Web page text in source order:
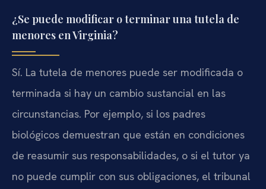
¿Se puede modificar o terminar una tutela de
menores en Virginia?
Sí. La tutela de menores puede ser modificada o
terminada si hay un cambio sustancial en las
circunstancias. Por ejemplo, si los padres
biológicos demuestran que están en condiciones
de reasumir sus responsabilidades, o si el tutor ya
no puede cumplir con sus obligaciones, el tribunal